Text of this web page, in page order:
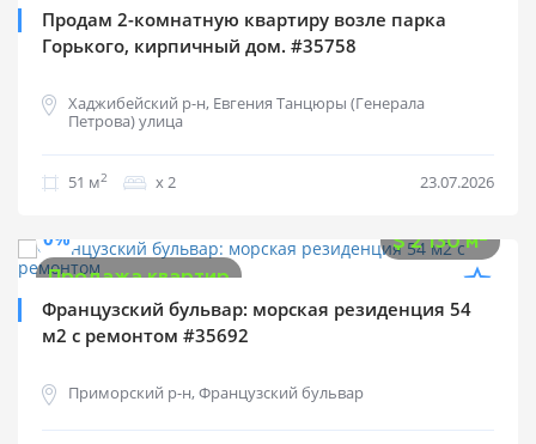
Продам 2-комнатную квартиру возле парка
Горького, кирпичный дом. #35758
Хаджибейский р-н, Евгения Танцюры (Генерала
Петрова) улица
51 м2 х 2 23.07.2026
0%
$2 130 м2
Продажа квартир
Французский бульвар: морская резиденция 54
м2 с ремонтом #35692
Приморский р-н, Французский бульвар